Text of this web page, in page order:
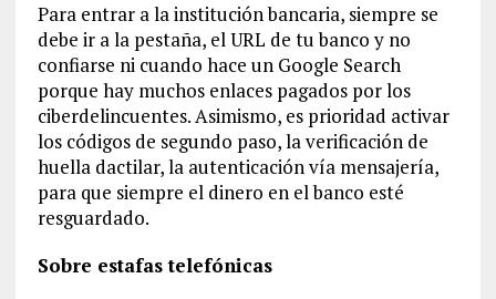
Para entrar a la institución bancaria, siempre se
debe ir a la pestaña, el URL de tu banco y no
confiarse ni cuando hace un Google Search
porque hay muchos enlaces pagados por los
ciberdelincuentes. Asimismo, es prioridad activar
los códigos de segundo paso, la verificación de
huella dactilar, la autenticación vía mensajería,
para que siempre el dinero en el banco esté
resguardado.
Sobre estafas telefónicas